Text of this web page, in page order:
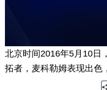
北京时间2016年5月10日
拓者，麦科勒姆表现出色